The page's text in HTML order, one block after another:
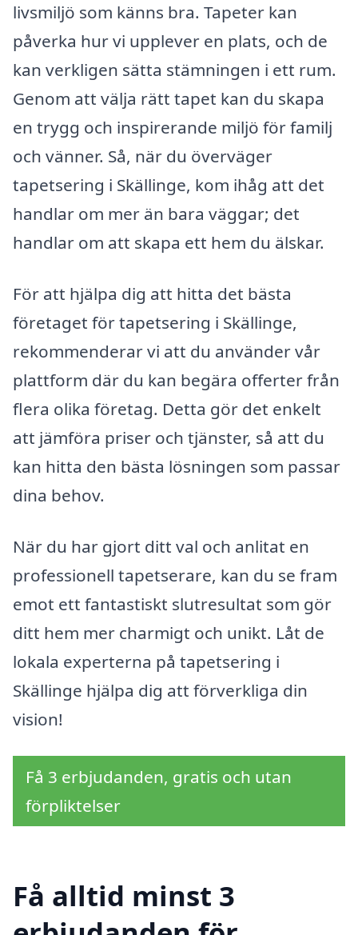
livsmiljö som känns bra. Tapeter kan
påverka hur vi upplever en plats, och de
kan verkligen sätta stämningen i ett rum.
Genom att välja rätt tapet kan du skapa
en trygg och inspirerande miljö för familj
och vänner. Så, när du överväger
tapetsering i Skällinge, kom ihåg att det
handlar om mer än bara väggar; det
handlar om att skapa ett hem du älskar.
För att hjälpa dig att hitta det bästa
företaget för tapetsering i Skällinge,
rekommenderar vi att du använder vår
plattform där du kan begära offerter från
flera olika företag. Detta gör det enkelt
att jämföra priser och tjänster, så att du
kan hitta den bästa lösningen som passar
dina behov.
När du har gjort ditt val och anlitat en
professionell tapetserare, kan du se fram
emot ett fantastiskt slutresultat som gör
ditt hem mer charmigt och unikt. Låt de
lokala experterna på tapetsering i
Skällinge hjälpa dig att förverkliga din
vision!
Få 3 erbjudanden, gratis och utan
förpliktelser
Få alltid minst 3